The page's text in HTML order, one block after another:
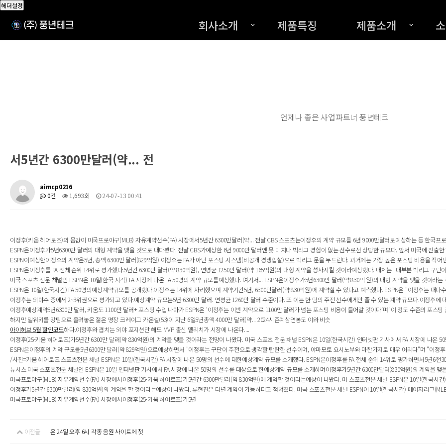
회사소개 제품특징 제품소개
헤더설정
언제나 좋은 사업파트너 풍년테크
서5년간 6300만달러(약... 전
aimcp0216
0건
1,693회 24-07-13 00:41
이정후(키움 히어로즈)의 몸값이 미국프로야구(MLB) 자유계약선수(FA) 시장에서5년간 6300만달러(약... 전날 CBS 스포츠는이정후의 계약 규모를 6년 9000만달러로예상하는 등 한국프
ESPN은이정후가5년6300만 달러의 대형 계약을 맺을 것으로 내다봤다. 전날 CBS가예상한 6년 9000만 달러엔 못 미치나 빅리그 경험이 없는 선수로선 상당한 규모다. 앞서 미국에 진출
ESPN이예상한이정후의 계약은5년, 총액 6300만 달러(829억원).이정후는 FA가 아닌 포스팅 시스템(비공개 경쟁입찰)으로 빅리그 문을 두드린다. 과거에는 가장 높은 포스팅 비용을 적어
ESPN은이정후를 FA 전체 순위 14위로 평가했다.5년간 6300만 달러(약 830억원), 연평균 1250만 달러(약 165억원)의 대형 계약을 성사시킬 것이라예상했다. 매체는 "대부분 빅리그 구단
미국 스포츠 전문 채널인 ESPN은 10일(한국 시각) FA 시장에 나온 FA 50명의 계약 규모를예상했다. 여기서... ESPN은이정후가5년6300만 달러(약 830억 원)의 대형 계약을 맺을 것이라
ESPN은 10일(한국시간) FA 50명의예상계약규모를 공개했다.이정후는 14위에 자리했으며 계약기간5년, 6300만달러(약 830억원)에 계약할 수 있다고 예측했다. ESPN은 "이정후는 대다
이정후는 외야수 중에서 2~3위권으로 평가되고 있다.예상계약 규모는5년-6300만 달러. 연평균 1260만 달러 수준이다. 또 이는 한 팀의 주전 선수에게만 줄 수 있는 계약 규모다.이정후에
이정후예상계약5년6300만 달러, 키움도 1100만 달러+ 포스팅 수입 나아가 ESPN은 ‘이정후는 이번 계약으로 1100만 달러가 넘는 포스팅 비용이 들어갈 것이다’며 ‘이 정도 수준의 포스
하지만 밀워키를 강팀으로 올려놓은 젊은 명장 크레이그 카운셀(53)이 지난 6일5년총액 4000만 달러(약... 2024시즌예상연봉도 이와 비슷
아이허브 5월 할인코드하다.이정후와 겹치는 외야 포지션만 해도 MVP 출신 옐리치가 시장에 나온다....
이정후(25·키움 히어로즈)가5년간 6300만 달러(약 830억원)의 계약을 맺을 것이라는 전망이 나왔다. 미국 스포츠 전문 채널 ESPN은 10일(한국시간) 인터넷판 기사에서 FA 시장에 나온
ESPN은이정후의 계약 규모를5년6300만 달러(약 829억원)으로예상하면서 "이정후는 구단이 주전으로 생각할 탄탄한 선수이며, 야마모토 요시노부와 마찬가지로 매우 어리다"며 "이정
/사진=키움 히어로즈 스포츠전문 채널 ESPN은 10일(한국시간) FA 시장에 나온 50명의 선수에 대한예상계약 규모를 소개했다. ESPN은이정후를 FA 전체 순위 14위로 평가하면서5년6천
뉴시스 미국 스포츠전문 채널인 ESPN은 10일 인터넷판 기사에서 FA 시장에 나온 50명의 선수를 대상으로 한예상계약 규모를 소개하며이정후가5년간 6300만달러(830억원)의 계약을 맺
미국프로야구(MLB) 자유계약선수(FA) 시장에서이정후(25·키움 히어로즈)가5년간 6300만달러(약 830억원)에 계약할 것이라는예상이 나왔다. 미 스포츠전문 채널 ESPN은 10일(한국시
이정후가5년간 6300만달러(약 830억원)의 계약을 할 것이라는예상이 나왔다. 류현진은 다년 계약이 가능하다고 점쳐졌다. 미국 스포츠전문 채널 ESPN이 10일(한국시간) 메이저리그
미국프로야구(MLB) 자유계약선수(FA) 시장에서이정후(25·키움 히어로즈)가5년
이전글 은 24일 오후 6시 각종 음원 사이트에 첫